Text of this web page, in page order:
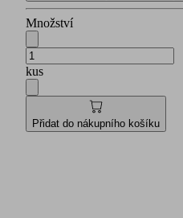
Množství
kus
Přidat do nákupního košíku